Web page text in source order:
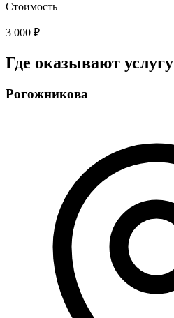
Стоимость
3 000 ₽
Где оказывают услугу
Рогожникова